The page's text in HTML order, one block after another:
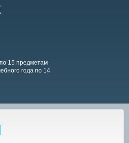
15 предметам
года по 14